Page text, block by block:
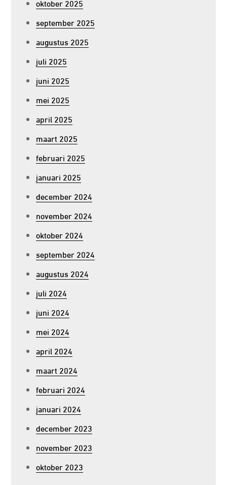
oktober 2025
september 2025
augustus 2025
juli 2025
juni 2025
mei 2025
april 2025
maart 2025
februari 2025
januari 2025
december 2024
november 2024
oktober 2024
september 2024
augustus 2024
juli 2024
juni 2024
mei 2024
april 2024
maart 2024
februari 2024
januari 2024
december 2023
november 2023
oktober 2023